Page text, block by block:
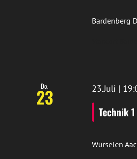
Bardenberg
Do.
23
Technik 1
23.Juli |
Würselen